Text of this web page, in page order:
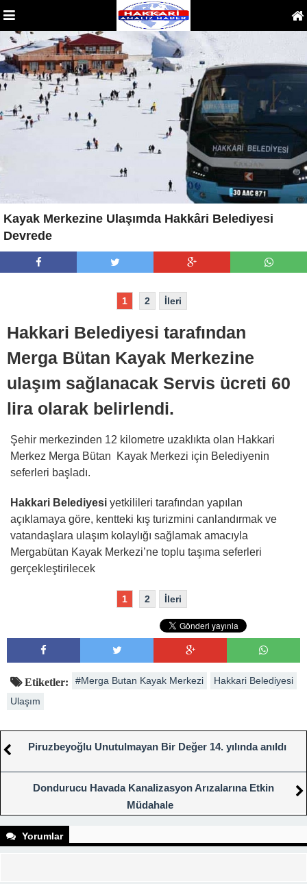
Kayak Merkezine Ulaşımda Hakkâri Belediyesi
Devrede
1 2 İleri
Hakkari Belediyesi tarafından
Merga Bütan Kayak Merkezine
ulaşım sağlanacak Servis ücreti 60
lira olarak belirlendi.
Şehir merkezinden 12 kilometre uzaklıkta olan Hakkari
Merkez Merga Bütan Kayak Merkezi için Belediyenin
seferleri başladı.
Hakkari Belediyesi yetkilileri tarafından yapılan
açıklamaya göre, kentteki kış turizmini canlandırmak ve
vatandaşlara ulaşım kolaylığı sağlamak amacıyla
Mergabütan Kayak Merkezi’ne toplu taşıma seferleri
gerçekleştirilecek
1 2 İleri
Etiketler: #Merga Butan Kayak Merkezi
Hakkari Belediyesi
Ulaşım
Piruzbeyoğlu Unutulmayan Bir Değer 14. yılında anıldı
Dondurucu Havada Kanalizasyon Arızalarına Etkin
Müdahale
Yorumlar